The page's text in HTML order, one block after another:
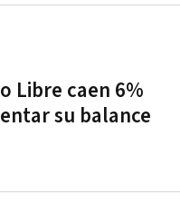
Libre caen 6%
su balance